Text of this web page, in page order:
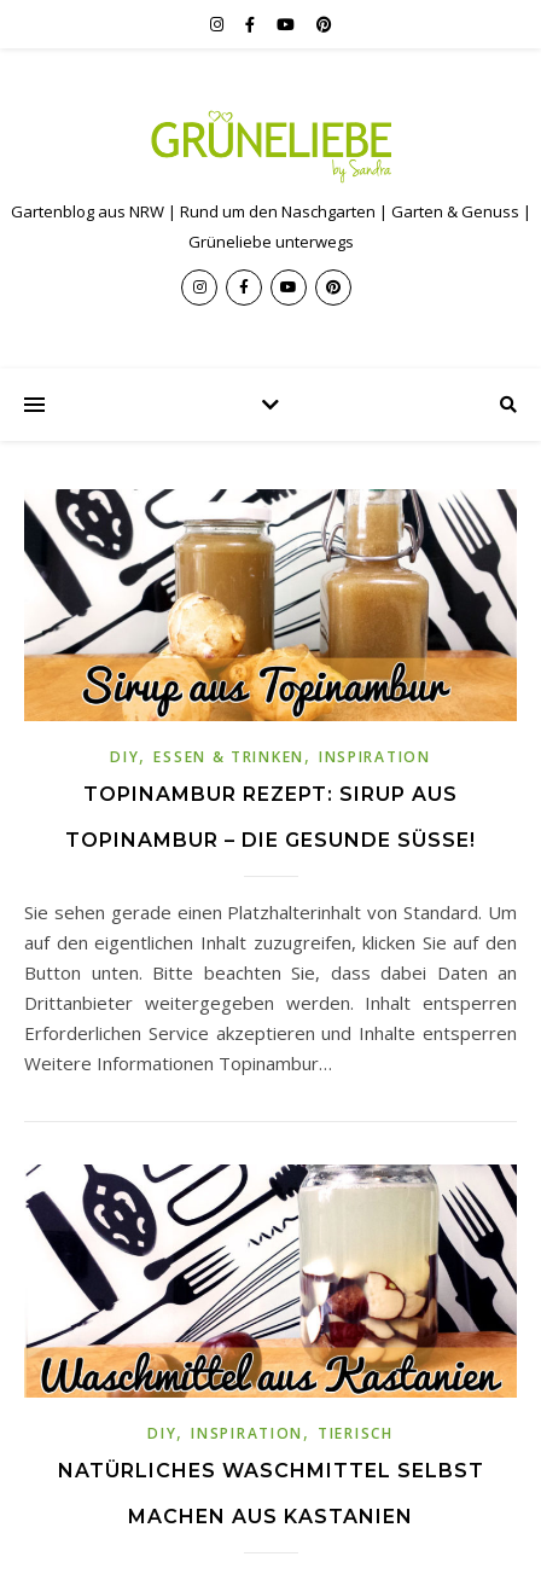
Gartenblog aus NRW | Rund um den Naschgarten | Garten & Genuss |
Grüneliebe unterwegs
DIY,ESSEN & TRINKEN , INSPIRATION
TOPINAMBUR REZEPT: SIRUP AUS
TOPINAMBUR – DIE GESUNDE SÜSSE!
Sie sehen gerade einen Platzhalterinhalt von Standard. Um
auf den eigentlichen Inhalt zuzugreifen, klicken Sie auf den
Button unten. Bitte beachten Sie, dass dabei Daten an
Drittanbieter weitergegeben werden. Inhalt entsperren
Erforderlichen Service akzeptieren und Inhalte entsperren
Weitere Informationen Topinambur…
DIY,INSPIRATION , TIERISCH
NATÜRLICHES WASCHMITTEL SELBST
MACHEN AUS KASTANIEN